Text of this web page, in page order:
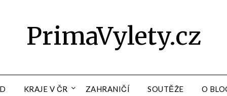
PrimaVylety.cz
KRAJE V ČR ZAHRANIČÍ SOUTĚŽE O